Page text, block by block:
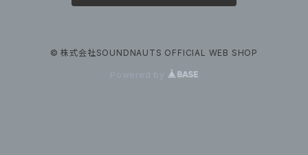
© 株式会社SOUNDNAUTS OFFICIAL WEB SHOP
Powered by